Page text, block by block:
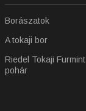
Borászatok
A tokaji bor
Riedel Tokaji Furmint
pohár